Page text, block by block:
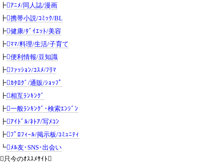
┣ｱﾆﾒ/同人誌/漫画
┣携帯小説/ｺﾐｯｸ/BL
┣健康/ﾀﾞｲｴｯﾄ/美容
┣ﾏﾏ/料理/生活/子育て
┣便利情報/豆知識
┣ﾌｧｯｼｮﾝ/ｺｽﾒ/ﾌﾘﾏ
┣ｶﾀﾛｸﾞ/通販/ｼｮｯﾌﾟ
┣相互ﾗﾝｷﾝｸﾞ
┣一般ﾗﾝｷﾝｸﾞ･検索ｴﾝｼﾞﾝ
┣ｱｲﾄﾞﾙ/ﾈﾄｱ/写ﾒｺﾝ
┣ﾌﾟﾛﾌｨｰﾙ/掲示板/ｺﾐｭﾆﾃｨ
┗ﾒﾙ友･SNS･出会い
只今のｵｽｽﾒｻｲﾄ